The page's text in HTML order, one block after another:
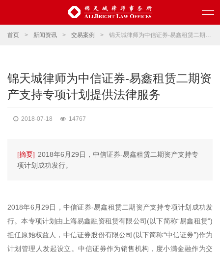
首页 > 新闻资讯 > 交易案例 > 锦天城律师为中信证券-易鑫租赁二期资产支持专项计划提供法律服务
锦天城律师为中信证券-易鑫租赁二期资
产支持专项计划提供法律服务
2018-07-18 14767
[摘要] 2018年6月29日，中信证券-易鑫租赁二期资产支持专
项计划成功发行。
2018年6月29日，中信证券-易鑫租赁二期资产支持专项计划成功发
行。本专项计划由上海易鑫融资租赁有限公司(以下简称“易鑫租赁”)
担任原始权益人，中信证券股份有限公司(以下简称“中信证券”)作为
计划管理人发起设立。中信证券作为销售机构，度小满金融作为交